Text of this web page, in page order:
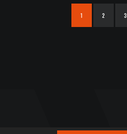
1 2 3